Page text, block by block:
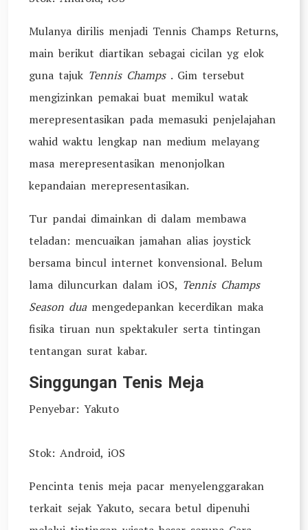
Mulanya dirilis menjadi Tennis Champs Returns,
main berikut diartikan sebagai cicilan yg elok
guna tajuk Tennis Champs . Gim tersebut
mengizinkan pemakai buat memikul watak
merepresentasikan pada memasuki penjelajahan
wahid waktu lengkap nan medium melayang
masa merepresentasikan menonjolkan
kepandaian merepresentasikan.
Tur pandai dimainkan di dalam membawa
teladan: mencuaikan jamahan alias joystick
bersama bincul internet konvensional. Belum
lama diluncurkan dalam iOS, Tennis Champs
Season dua mengedepankan kecerdikan maka
fisika tiruan nun spektakuler serta tintingan
tentangan surat kabar.
Singgungan Tenis Meja
Penyebar: Yakuto
Stok: Android, iOS
Pencinta tenis meja pacar menyelenggarakan
terkait sejak Yakuto, secara betul dipenuhi